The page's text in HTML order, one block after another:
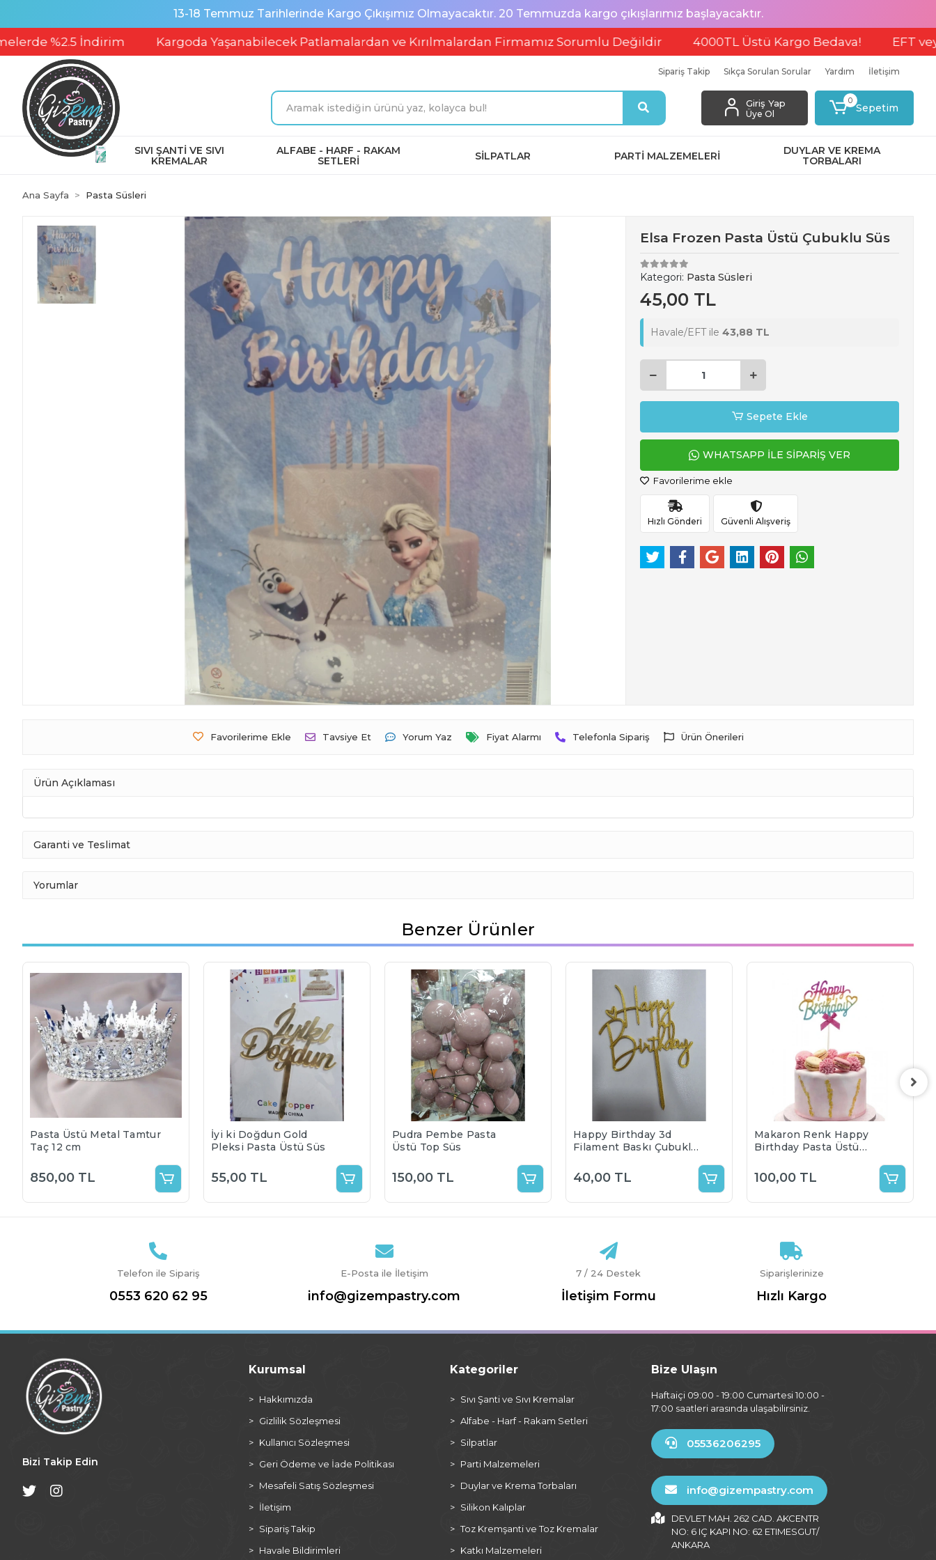
13-18 Temmuz Tarihlerinde Kargo Çıkışımız Olmayacaktır. 20 Temmuzda kargo çıkışlarımız başlayacaktır.
İndirim Kargoda Yaşanabilecek Patlamalardan ve Kırılmalardan Firmamız Sorumlu Değildir 4000TL Üstü Kargo Bedava! EFT veya
Sipariş Takip Sıkça Sorulan Sorular Yardım İletişim
Giriş Yap
Üye Ol
0
Sepetim
SIVI ŞANTİ VE SIVI
KREMALAR
ALFABE - HARF - RAKAM
SETLERİ
SİLPATLAR PARTİ MALZEMELERİ
DUYLAR VE KREMA
TORBALARI
Ana Sayfa Pasta Süsleri
Elsa Frozen Pasta Üstü Çubuklu Süs
Kategori: Pasta Süsleri
45,00 TL
Havale/EFT ile43,88 TL
Sepete Ekle
WHATSAPP İLE SİPARİŞ VER
Favorilerime ekle
Hızlı Gönderi Güvenli Alışveriş
Favorilerime Ekle Tavsiye Et Yorum Yaz Fiyat Alarmı Telefonla Sipariş Ürün Önerileri
Ürün Açıklaması
Garanti ve Teslimat
Yorumlar
Benzer Ürünler
Pasta Üstü Metal Tamtur
Taç 12 cm
850,00 TL
İyi ki Doğdun Gold
Pleksi Pasta Üstü Süs
55,00 TL
Pudra Pembe Pasta
Üstü Top Süs
150,00 TL
Happy Birthday 3d
Filament Baskı Çubuklu
Seçenekli
40,00 TL
Makaron Renk Happy
Birthday Pasta Üstü
100,00 TL
Telefon ile Sipariş
0553 620 62 95
E-Posta ile İletişim
info@gizempastry.com
7 / 24 Destek
İletişim Formu
Siparişlerinize
Hızlı Kargo
Bizi Takip Edin
Kurumsal
Hakkımızda
Gizlilik Sözleşmesi
Kullanıcı Sözleşmesi
Geri Ödeme ve İade Politikası
Mesafeli Satış Sözleşmesi
İletişim
Sipariş Takip
Havale Bildirimleri
Kategoriler
Sıvı Şanti ve Sıvı Kremalar
Alfabe - Harf - Rakam Setleri
Silpatlar
Parti Malzemeleri
Duylar ve Krema Torbaları
Silikon Kalıplar
Toz Kremşanti ve Toz Kremalar
Katkı Malzemeleri
Bize Ulaşın
Haftaiçi 09:00 - 19:00 Cumartesi 10:00 -
17:00 saatleri arasında ulaşabilirsiniz.
05536206295
info@gizempastry.com
DEVLET MAH. 262 CAD. AKCENTR
NO: 6 IÇ KAPI NO: 62 ETIMESGUT/
ANKARA